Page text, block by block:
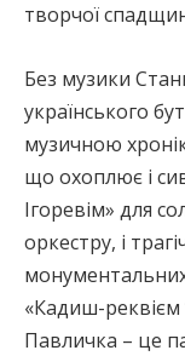
творчої
Без музики
українського
музичною
що охоплює і
Ігоревім» для
оркестру, і
«Кадиш-
Павличка – це